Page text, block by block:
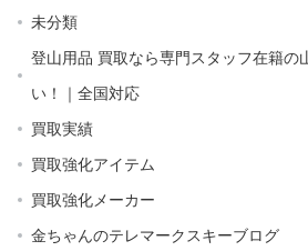
未分類
登山用品 買取なら専門スタッフ在籍の
い！｜全国対応
買取実績
買取強化アイテム
買取強化メーカー
金ちゃんのテレマークスキーブログ